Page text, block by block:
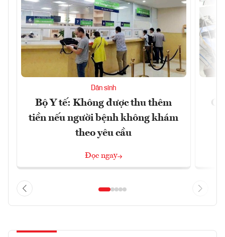
Dân sinh
Bộ Y tế: Không được thu thêm
tiền nếu người bệnh không khám
theo yêu cầu
Đọc ngay